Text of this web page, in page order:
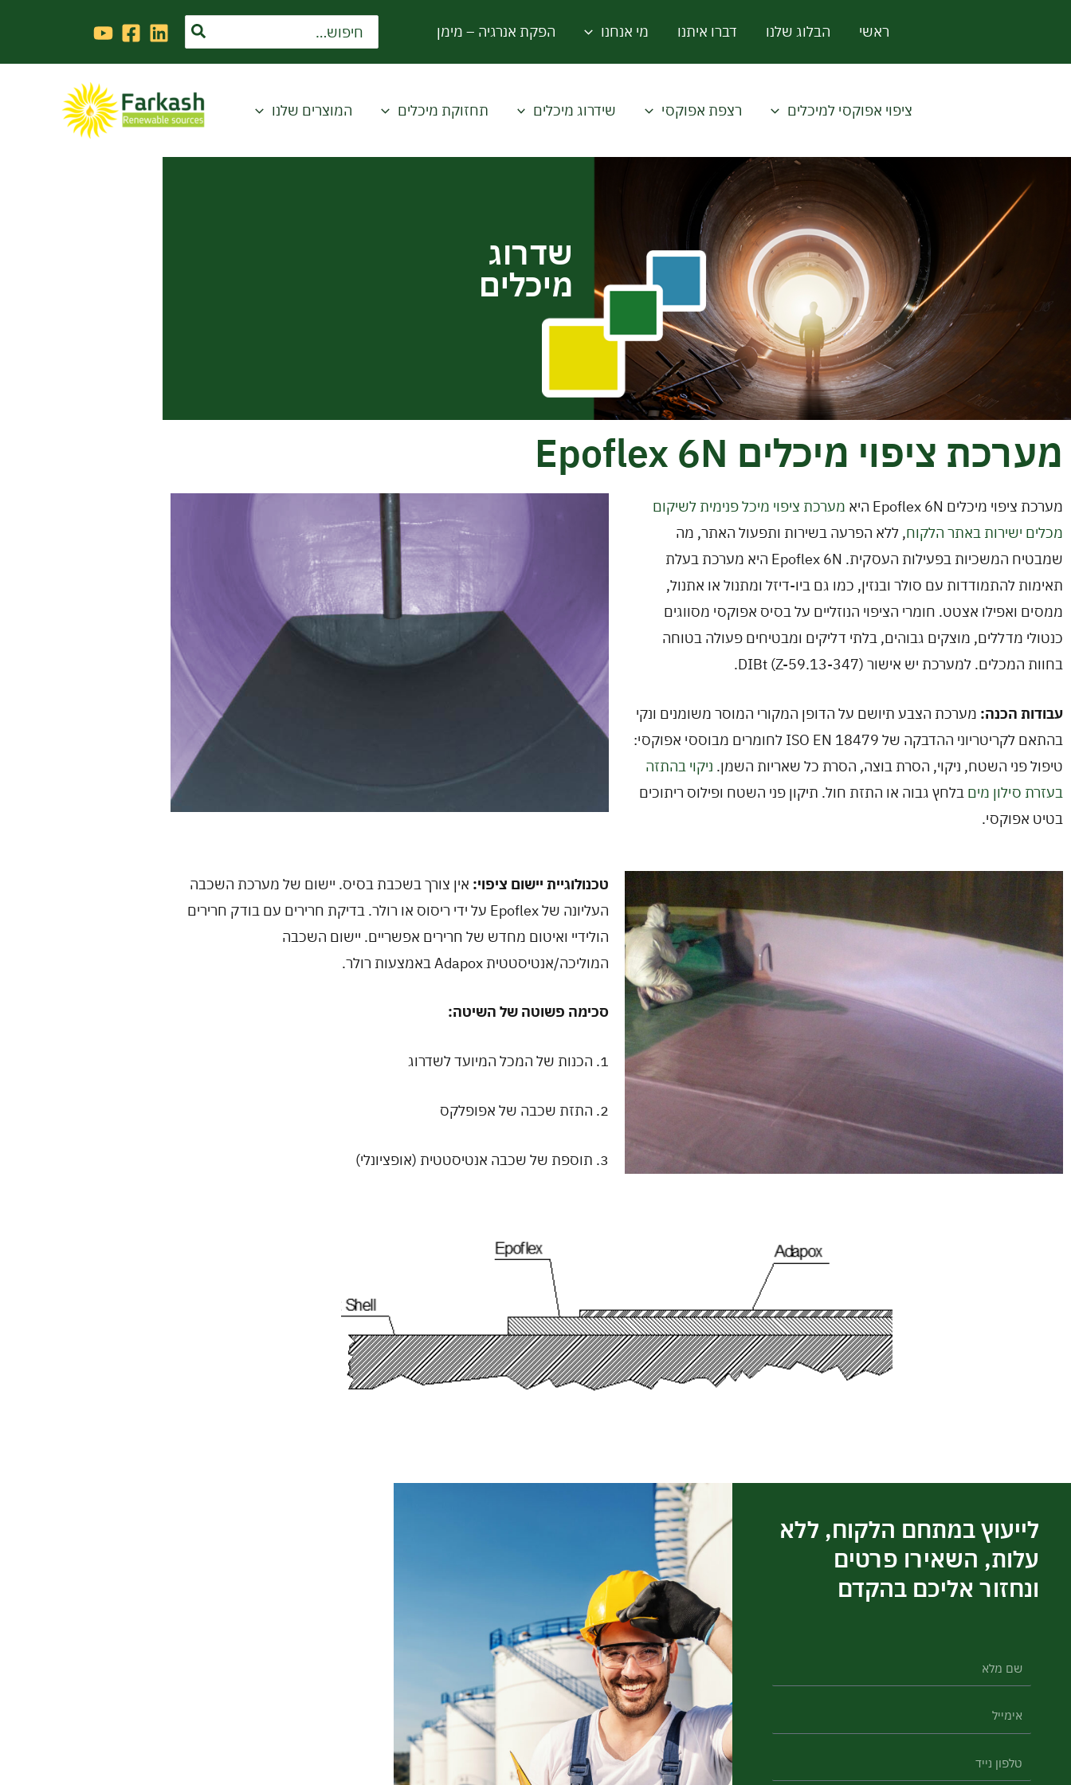
ראשי הבלוג שלנו דברו איתנו מי אנחנו הפקת אנרגיה – מימן
Search
for:
ציפוי אפוקסי למיכלים רצפת אפוקסי שידרוג מיכלים תחזוקת מיכלים המוצרים שלנו
שדרוג
מיכלים
מערכת ציפוי מיכלים Epoflex 6N
מערכת ציפוי מיכלים Epoflex 6N היא
מערכת ציפוי מיכל פנימית לשיקום
מכלים ישירות באתר הלקוח, ללא הפרעה בשירות ותפעול האתר, מה
שמבטיח המשכיות בפעילות העסקית. Epoflex 6N היא מערכת בעלת
תאימות להתמודדות עם סולר ובנזין, כמו גם ביו-דיזל ומתנול או אתנול,
ממסים ואפילו אצטט. חומרי הציפוי הנוזליים על בסיס אפוקסי מסווגים
כנטולי מדללים, מוצקים גבוהים, בלתי דליקים ומבטיחים פעולה בטוחה
בחוות המכלים. למערכת יש אישור DIBt (Z-59.13-347).
עבודות הכנה: מערכת הצבע תיושם על הדופן המקורי המוסר משומנים ונקי
בהתאם לקריטריוני ההדבקה של ISO EN 18479 לחומרים מבוססי אפוקסי:
טיפול פני השטח, ניקוי, הסרת בוצה, הסרת כל שאריות השמן. ניקוי בהתזה
בעזרת סילון מים בלחץ גבוה או התזת חול. תיקון פני השטח ופילוס ריתוכים
בטיט אפוקסי.
טכנולוגיית יישום ציפוי: אין צורך בשכבת בסיס. יישום של מערכת השכבה
העליונה של Epoflex על ידי ריסוס או רולר. בדיקת חרירים עם בודק חרירים
הולידיי ואיטום מחדש של חרירים אפשריים. יישום השכבה
המוליכה/אנטיסטטית Adapox באמצעות רולר.
סכימה פשוטה של השיטה:
1. הכנות של המכל המיועד לשדרוג
2. התזת שכבה של אפופלקס
3. תוספת של שכבה אנטיסטטית (אופציונלי)
לייעוץ במתחם הלקוח, ללא
עלות, השאירו פרטים
ונחזור אליכם בהקדם
ש
ם
י